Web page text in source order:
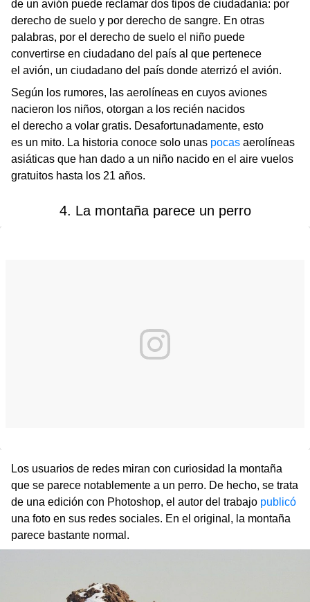
de un avión puede reclamar dos tipos de ciudadanía: por
derecho de suelo y por derecho de sangre. En otras
palabras, por el derecho de suelo el niño puede
convertirse en ciudadano del país al que pertenece
el avión, un ciudadano del país donde aterrizó el avión.
Según los rumores, las aerolíneas en cuyos aviones
nacieron los niños, otorgan a los recién nacidos
el derecho a volar gratis. Desafortunadamente, esto
es un mito. La historia conoce solo unas pocas aerolíneas
asiáticas que han dado a un niño nacido en el aire vuelos
gratuitos hasta los 21 años.
4. La montaña parece un perro
Los usuarios de redes miran con curiosidad la montaña
que se parece notablemente a un perro. De hecho, se trata
de una edición con Photoshop, el autor del trabajo publicó
una foto en sus redes sociales. En el original, la montaña
parece bastante normal.